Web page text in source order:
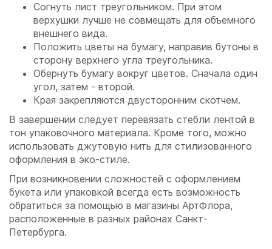
Согнуть лист треугольником. При этом
верхушки лучше не совмещать для объемного
внешнего вида.
Положить цветы на бумагу, направив бутоны в
сторону верхнего угла треугольника.
Обернуть бумагу вокруг цветов. Сначала один
угол, затем - второй.
Края закрепляются двусторонним скотчем.
В завершении следует перевязать стебли лентой в
тон упаковочного материала. Кроме того, можно
использовать джутовую нить для стилизованного
оформления в эко-стиле.
При возникновении сложностей с оформлением
букета или упаковкой всегда есть возможность
обратиться за помощью в магазины АртФлора,
расположенные в разных районах Санкт-
Петербурга.